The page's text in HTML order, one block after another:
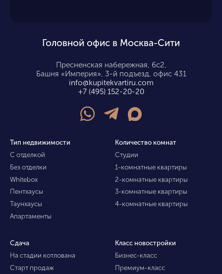
Головной офис в Москва-Сити
Пресненская набережная, 6с2,
Башня «Империя», 3-й подъезд, офис 431
info@kupitekvartiru.com
+7 (495) 152-20-20
Тип недвижимости
С отделкой
Без отделки
Whitebox
Пентхаусы
Таунхаусы
Апартаменты
Количество комнат
Студии
1-комнатные квартиры
2-комнатные квартиры
3-комнатные квартиры
4-комнатные квартиры
Сдача
На стадии котлована
Старт продаж
Класс новостройки
Бизнес-класс
Премиум-класс